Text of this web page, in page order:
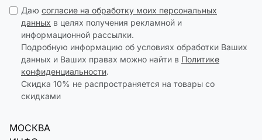
Даю согласие на обработку моих персональных
данных в целях получения рекламной и
информационной рассылки.
Подробную информацию об условиях обработки Ваших
данных и Ваших правах можно найти в Политике
конфиденциальности.
Скидка 10% не распространяется на товары со
скидками
МОСКВА